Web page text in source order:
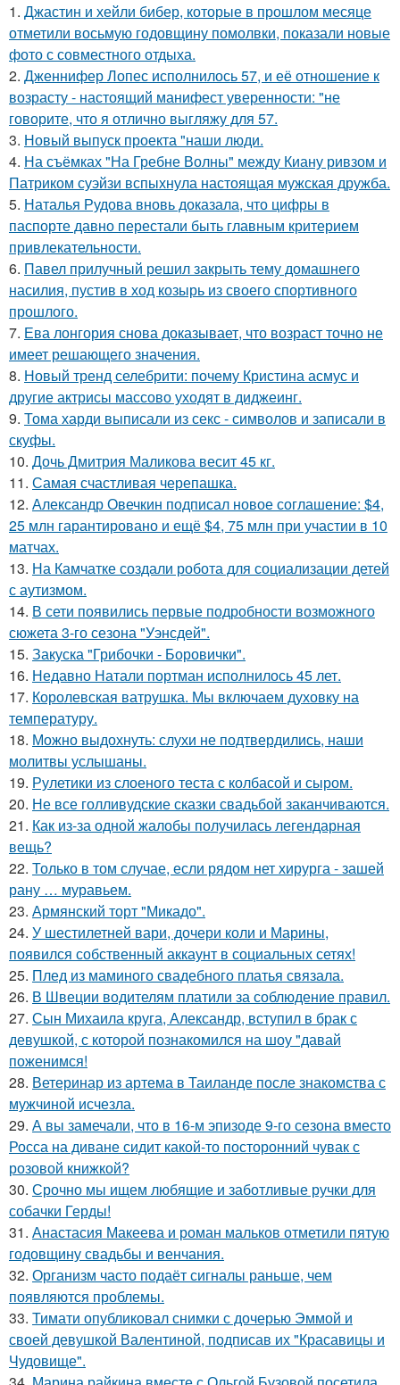
1. Джастин и хейли бибер, которые в прошлом месяце
отметили восьмую годовщину помолвки, показали новые
фото с совместного отдыха.
2. Дженнифер Лопес исполнилось 57, и её отношение к
возрасту - настоящий манифест уверенности: "не
говорите, что я отлично выгляжу для 57.
3. Новый выпуск проекта "наши люди.
4. На съёмках "На Гребне Волны" между Киану ривзом и
Патриком суэйзи вспыхнула настоящая мужская дружба.
5. Наталья Рудова вновь доказала, что цифры в
паспорте давно перестали быть главным критерием
привлекательности.
6. Павел прилучный решил закрыть тему домашнего
насилия, пустив в ход козырь из своего спортивного
прошлого.
7. Ева лонгория снова доказывает, что возраст точно не
имеет решающего значения.
8. Новый тренд селебрити: почему Кристина асмус и
другие актрисы массово уходят в диджеинг.
9. Тома харди выписали из секс - символов и записали в
скуфы.
10. Дочь Дмитрия Маликова весит 45 кг.
11. Самая счастливая черепашка.
12. Александр Овечкин подписал новое соглашение: $4,
25 млн гарантировано и ещё $4, 75 млн при участии в 10
матчах.
13. На Камчатке создали робота для социализации детей
с аутизмом.
14. В сети появились первые подробности возможного
сюжета 3-го сезона "Уэнсдей".
15. Закуска "Грибочки - Боровички".
16. Недавно Натали портман исполнилось 45 лет.
17. Королевская ватрушка. Мы включаем духовку на
температуру.
18. Можно выдохнуть: слухи не подтвердились, наши
молитвы услышаны.
19. Рулетики из слоеного теста с колбасой и сыром.
20. Не все голливудские сказки свадьбой заканчиваются.
21. Как из-за одной жалобы получилась легендарная
вещь?
22. Только в том случае, если рядом нет хирурга - зашей
рану … муравьем.
23. Армянский торт "Микадо".
24. У шестилетней вари, дочери коли и Марины,
появился собственный аккаунт в социальных сетях!
25. Плед из маминого свадебного платья связала.
26. В Швеции водителям платили за соблюдение правил.
27. Сын Михаила круга, Александр, вступил в брак с
девушкой, с которой познакомился на шоу "давай
поженимся!
28. Ветеринар из артема в Таиланде после знакомства с
мужчиной исчезла.
29. А вы замечали, что в 16-м эпизоде 9-го сезона вместо
Росса на диване сидит какой-то посторонний чувак с
розовой книжкой?
30. Срочно мы ищем любящие и заботливые ручки для
собачки Герды!
31. Анастасия Макеева и роман мальков отметили пятую
годовщину свадьбы и венчания.
32. Организм часто подаёт сигналы раньше, чем
появляются проблемы.
33. Тимати опубликовал снимки с дочерью Эммой и
своей девушкой Валентиной, подписав их "Красавицы и
Чудовище".